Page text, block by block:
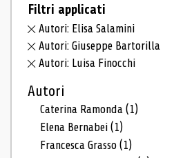
Filtri applicati
Autori: Elisa Salamini
Autori: Giuseppe Bartorilla
Autori: Luisa Finocchi
Autori
Caterina Ramonda(1)
Elena Bernabei(1)
Francesca Grasso(1)